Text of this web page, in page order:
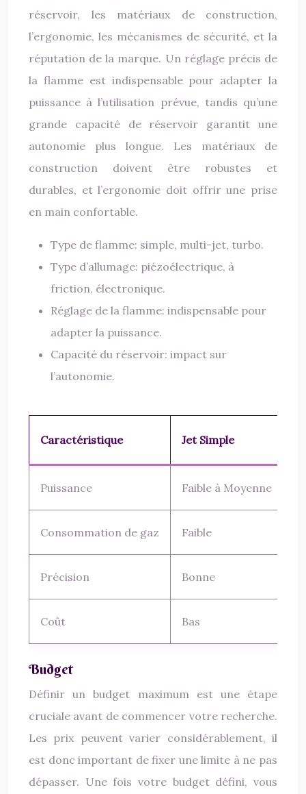
réservoir, les matériaux de construction,
l’ergonomie, les mécanismes de sécurité, et la
réputation de la marque. Un réglage précis de
la flamme est indispensable pour adapter la
puissance à l’utilisation prévue, tandis qu’une
grande capacité de réservoir garantit une
autonomie plus longue. Les matériaux de
construction doivent être robustes et
durables, et l’ergonomie doit offrir une prise
en main confortable.
Type de flamme: simple, multi-jet, turbo.
Type d’allumage: piézoélectrique, à
friction, électronique.
Réglage de la flamme: indispensable pour
adapter la puissance.
Capacité du réservoir: impact sur
l’autonomie.
Caractéristique Jet Simple
Puissance Faible à Moyenne
Consommation de gaz Faible
Précision Bonne
Coût Bas
Budget
Définir un budget maximum est une étape
cruciale avant de commencer votre recherche.
Les prix peuvent varier considérablement, il
est donc important de fixer une limite à ne pas
dépasser. Une fois votre budget défini, vous